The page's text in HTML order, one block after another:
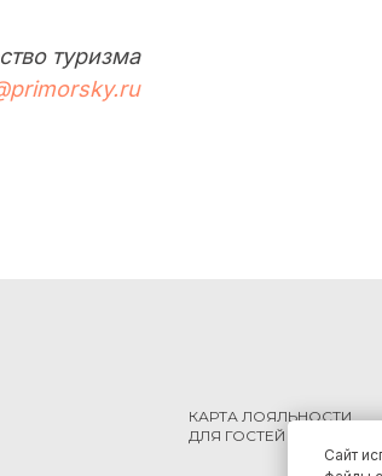
туризма
КАРТА ЛОЯЛЬНОСТИ
ДЛЯ ГОСТЕЙ КРАЯ
Сайт